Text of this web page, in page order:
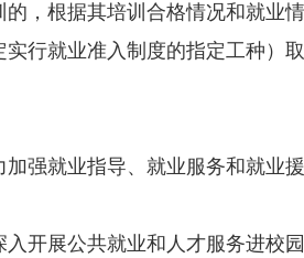
的，根据其培训合格情况和就业
实行就业准入制度的指定工种
强就业指导、就业服务和就业
展公共就业和人才服务进校园